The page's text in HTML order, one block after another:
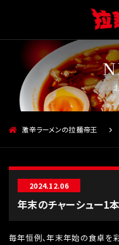
激辛ラーメンの拉麺帝王
2024.12.06
年末のチャーシュー1
毎年恒例、年末年始の食卓を